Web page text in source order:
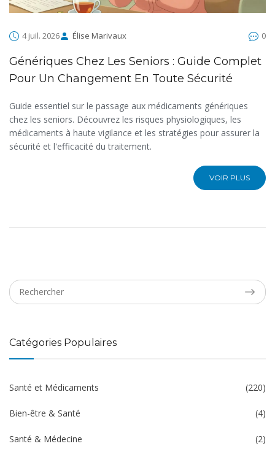
4 juil. 2026 Élise Marivaux 0
Génériques Chez Les Seniors : Guide Complet
Pour Un Changement En Toute Sécurité
Guide essentiel sur le passage aux médicaments génériques
chez les seniors. Découvrez les risques physiologiques, les
médicaments à haute vigilance et les stratégies pour assurer la
sécurité et l'efficacité du traitement.
VOIR PLUS
Catégories Populaires
Santé et Médicaments (220)
Bien-être & Santé (4)
Santé & Médecine (2)